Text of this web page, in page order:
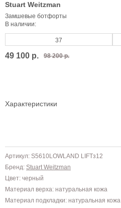
Stuart Weitzman
Замшевые ботфорты
В наличии:
37
49 100 р. 98 200 р.
Характеристики
Артикул: S5610LOWLAND LIFTз12
Бренд: Stuart Weitzman
Цвет: черный
Материал верха: натуральная кожа
Материал подкладки: натуральная кожа